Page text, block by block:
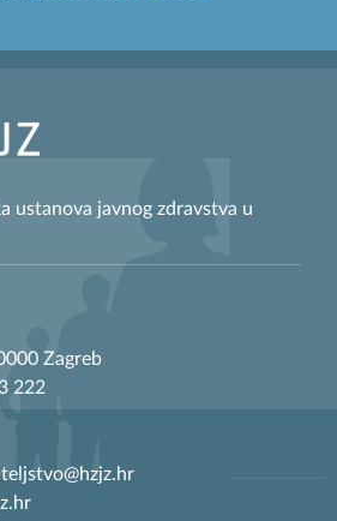
ustanova javnog zdravstva u
Zagreb
222